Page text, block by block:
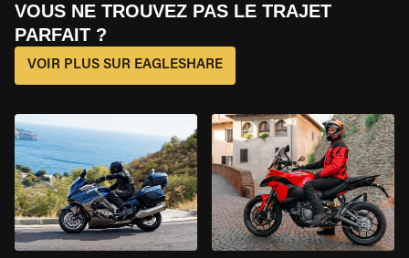
VOUS NE TROUVEZ PAS LE TRAJET
PARFAIT ?
VOIR PLUS SUR EAGLESHARE